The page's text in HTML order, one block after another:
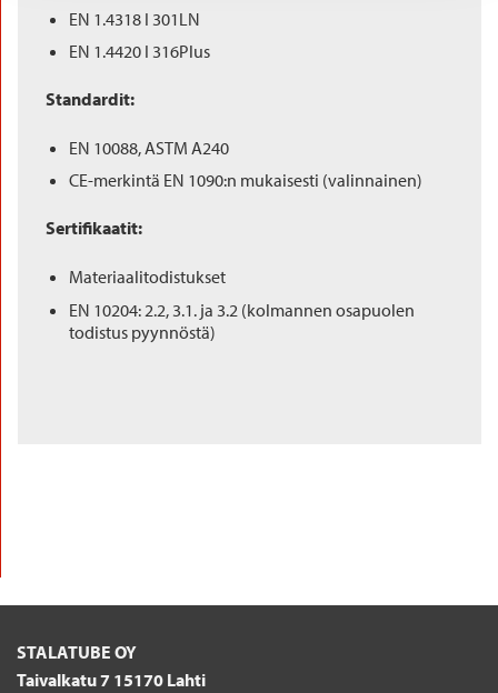
EN 1.4318 I 301LN
EN 1.4420 I 316Plus
Standardit:
EN 10088, ASTM A240
CE-merkintä EN 1090:n mukaisesti (valinnainen)
Sertifikaatit:
Materiaalitodistukset
EN 10204: 2.2, 3.1. ja 3.2 (kolmannen osapuolen
todistus pyynnöstä)
STALATUBE OY
Taivalkatu 7 15170 Lahti